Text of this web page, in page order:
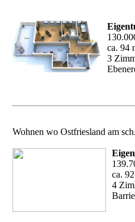
ca. 94
3
Wohnen wo Ostfriesland am
ca.
4